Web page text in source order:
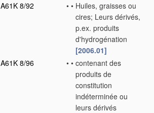
A61K 8/92
• • Huiles, graisses ou
cires; Leurs dérivés,
p.ex. produits
d'hydrogénation
[2006.01]
A61K 8/96
• • contenant des
produits de
constitution
indéterminée ou
leurs dérivés